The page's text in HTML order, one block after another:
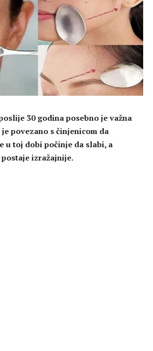
30 godina posebno je važna
je povezano s činjenicom da
u toj dobi počinje da slabi, a
izražajnije.